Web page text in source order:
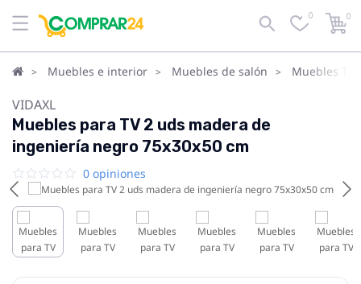
0 0
Muebles e interior Muebles de salón Muebles TV
VIDAXL
Muebles para TV 2 uds madera de
ingeniería negro 75x30x50 cm
0 opiniones